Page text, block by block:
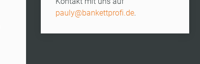
pauly@bankettprofi.de.